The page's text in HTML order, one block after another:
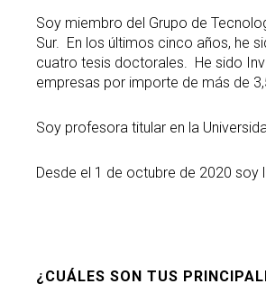
Soy miembro del Grupo de
Sur. En los últimos cinco años, he
cuatro tesis doctorales. He sido
empresas por importe de más de
Soy profesora titular en la
Desde el 1 de octubre de 2020 soy
¿CUÁLES SON TUS